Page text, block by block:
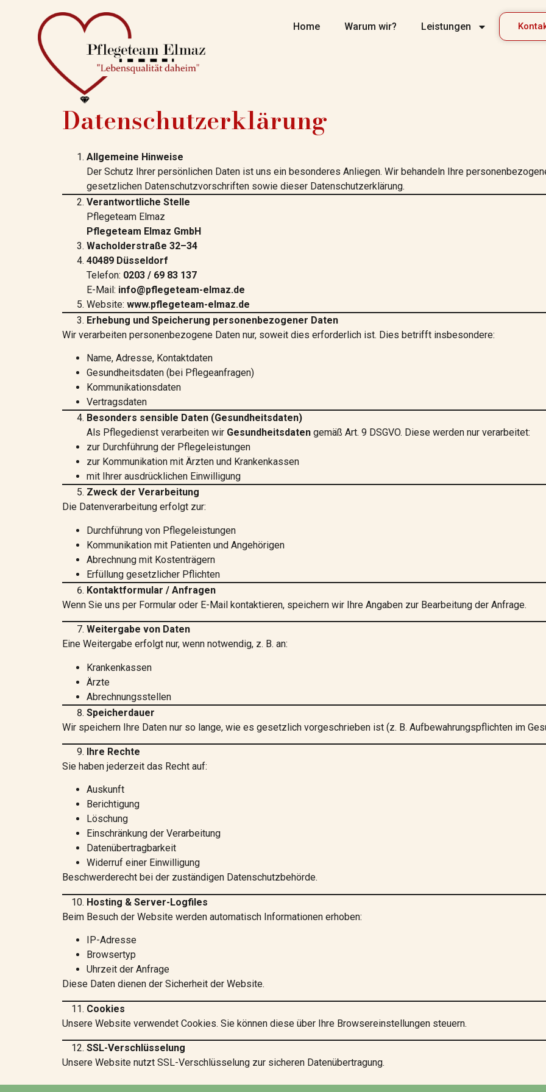
Home Warum wir? Leistungen
Datenschutzerklärung
Allgemeine Hinweise
Der Schutz Ihrer persönlichen Daten ist uns ein besonderes Anliegen. Wir behandeln Ihre
gesetzlichen Datenschutzvorschriften sowie dieser Datenschutzerklärung.
Verantwortliche Stelle
Pflegeteam Elmaz
Pflegeteam Elmaz GmbH
Wacholderstraße 32–34
40489 Düsseldorf
Telefon: 0203 / 69 83 137
E-Mail: info@pflegeteam-elmaz.de
Website: www.pflegeteam-elmaz.de
Erhebung und Speicherung personenbezogener Daten
Wir verarbeiten personenbezogene Daten nur, soweit dies erforderlich ist. Dies betrifft insbesondere:
Name, Adresse, Kontaktdaten
Gesundheitsdaten (bei Pflegeanfragen)
Kommunikationsdaten
Vertragsdaten
Besonders sensible Daten (Gesundheitsdaten)
Als Pflegedienst verarbeiten wir Gesundheitsdaten gemäß Art. 9 DSGVO. Diese werden nur verarbeitet:
zur Durchführung der Pflegeleistungen
zur Kommunikation mit Ärzten und Krankenkassen
mit Ihrer ausdrücklichen Einwilligung
Zweck der Verarbeitung
Die Datenverarbeitung erfolgt zur:
Durchführung von Pflegeleistungen
Kommunikation mit Patienten und Angehörigen
Abrechnung mit Kostenträgern
Erfüllung gesetzlicher Pflichten
Kontaktformular / Anfragen
Wenn Sie uns per Formular oder E-Mail kontaktieren, speichern wir Ihre Angaben zur Bearbeitung der Anfrage.
Weitergabe von Daten
Eine Weitergabe erfolgt nur, wenn notwendig, z. B. an:
Krankenkassen
Ärzte
Abrechnungsstellen
Speicherdauer
Wir speichern Ihre Daten nur so lange, wie es gesetzlich vorgeschrieben ist (z. B. Aufbewahrungspflichten im
Ihre Rechte
Sie haben jederzeit das Recht auf:
Auskunft
Berichtigung
Löschung
Einschränkung der Verarbeitung
Datenübertragbarkeit
Widerruf einer Einwilligung
Beschwerderecht bei der zuständigen Datenschutzbehörde.
Hosting & Server-Logfiles
Beim Besuch der Website werden automatisch Informationen erhoben:
IP-Adresse
Browsertyp
Uhrzeit der Anfrage
Diese Daten dienen der Sicherheit der Website.
Cookies
Unsere Website verwendet Cookies. Sie können diese über Ihre Browsereinstellungen steuern.
SSL-Verschlüsselung
Unsere Website nutzt SSL-Verschlüsselung zur sicheren Datenübertragung.